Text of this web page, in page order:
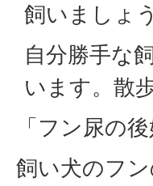
飼いましょう
自分勝手な
います。散
「フン尿の
飼い犬のフ